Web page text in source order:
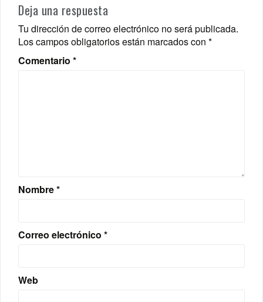
Deja una respuesta
Tu dirección de correo electrónico no será publicada.
Los campos obligatorios están marcados con *
Comentario *
Nombre*
Correo electrónico *
Web